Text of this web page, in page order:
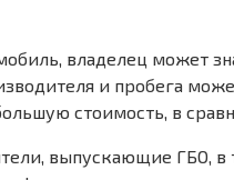
владелец может
и пробега
стоимость, в
выпускающие ГБО,